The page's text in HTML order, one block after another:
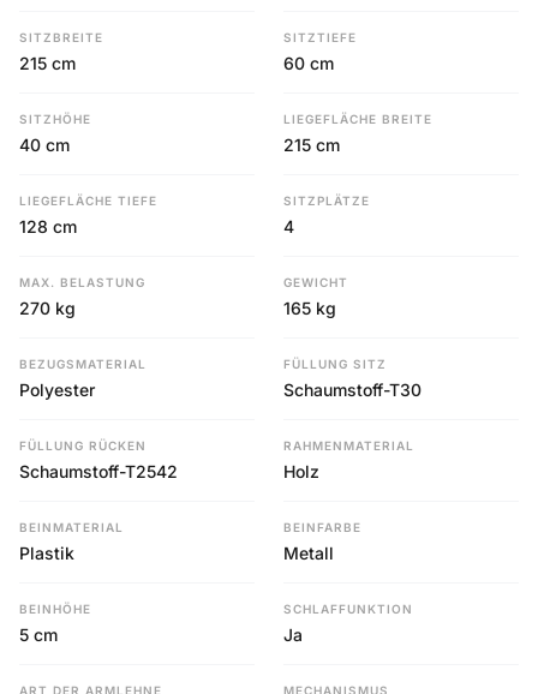
SITZBREITE
215 cm
SITZTIEFE
60 cm
SITZHÖHE
40 cm
LIEGEFLÄCHE BREITE
215 cm
LIEGEFLÄCHE TIEFE
128 cm
SITZPLÄTZE
4
MAX. BELASTUNG
270 kg
GEWICHT
165 kg
BEZUGSMATERIAL
Polyester
FÜLLUNG SITZ
Schaumstoff-T30
FÜLLUNG RÜCKEN
Schaumstoff-T2542
RAHMENMATERIAL
Holz
BEINMATERIAL
Plastik
BEINFARBE
Metall
BEINHÖHE
5 cm
SCHLAFFUNKTION
Ja
ART DER ARMLEHNE MECHANISMUS